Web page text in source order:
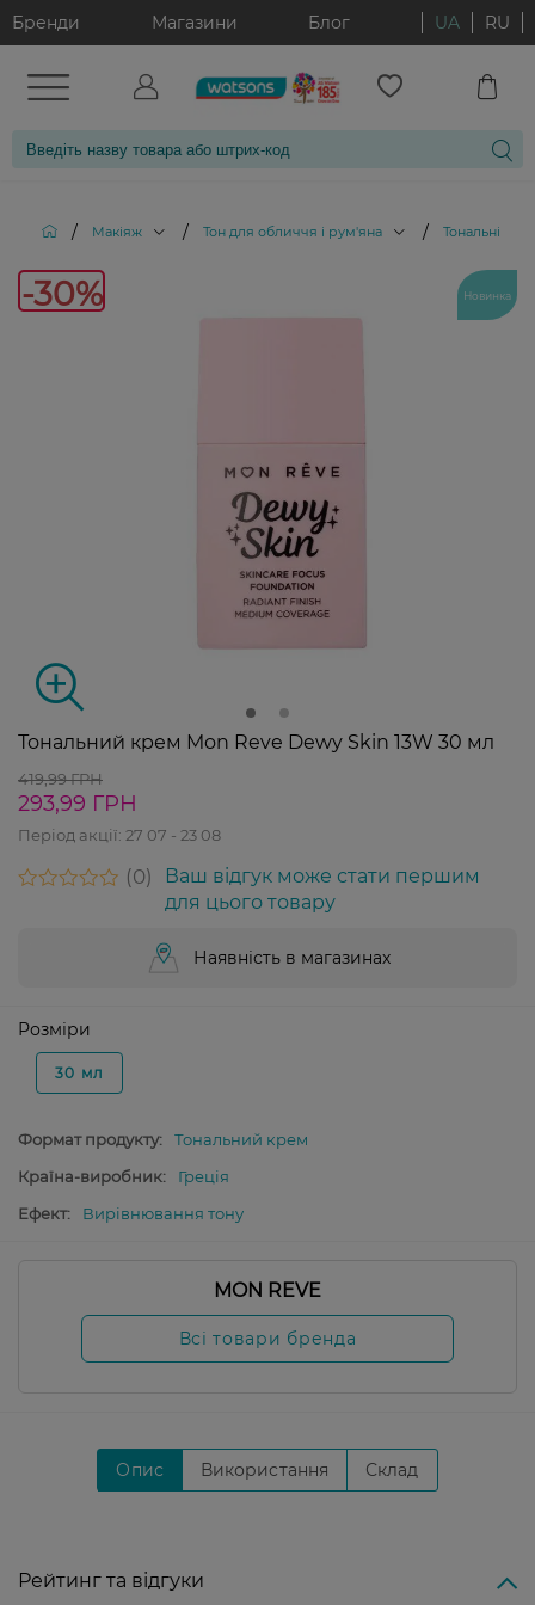
Бренди Магазини Блог UA RU
/ Макіяж / Тон для обличчя і рум'яна / Тональні
-30% Новинка
-
Тональний крем Mon Reve Dewy Skin 13W 30 мл
419,99 ГРН
293,99 ГРН
Період акції: 27 07 - 23 08
0
Ваш відгук може стати першим
для цього товару
Наявність в магазинах
Розміри
30 мл
Формат продукту:
Тональний крем
Країна-виробник:
Греція
Ефект:
Вирівнювання тону
MON REVE
Всі товари бренда
Опис Використання Склад
Рейтинг та відгуки